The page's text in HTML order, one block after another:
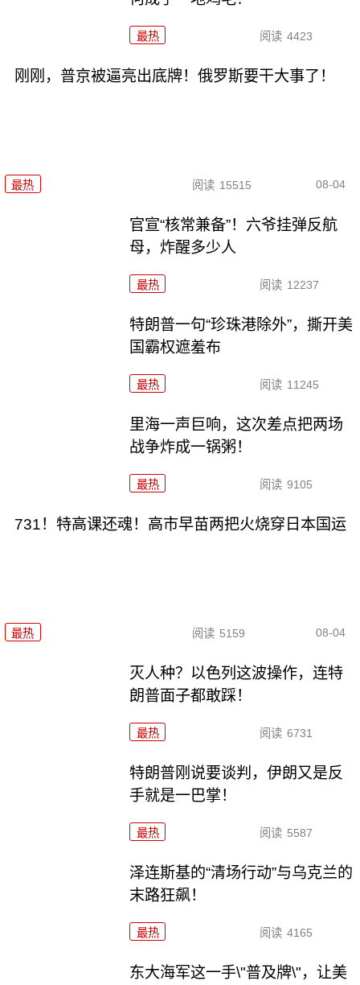
最热 阅读 4423
刚刚，普京被逼亮出底牌！俄罗斯要干大事了！
最热 阅读 15515 08-04
官宣“核常兼备”！六爷挂弹反航
母，炸醒多少人
最热 阅读 12237
特朗普一句“珍珠港除外”，撕开美
国霸权遮羞布
最热 阅读 11245
里海一声巨响，这次差点把两场
战争炸成一锅粥！
最热 阅读 9105
731！特高课还魂！高市早苗两把火烧穿日本国运
最热 阅读 5159 08-04
灭人种？以色列这波操作，连特
朗普面子都敢踩！
最热 阅读 6731
特朗普刚说要谈判，伊朗又是反
手就是一巴掌！
最热 阅读 5587
泽连斯基的“清场行动”与乌克兰的
末路狂飙！
最热 阅读 4165
东大海军这一手\"普及牌\"，让美